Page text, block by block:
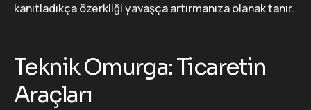
kanıtladıkça özerkliği yavaşça artırmanıza olanak tanır.
Teknik Omurga: Ticaretin
Araçları